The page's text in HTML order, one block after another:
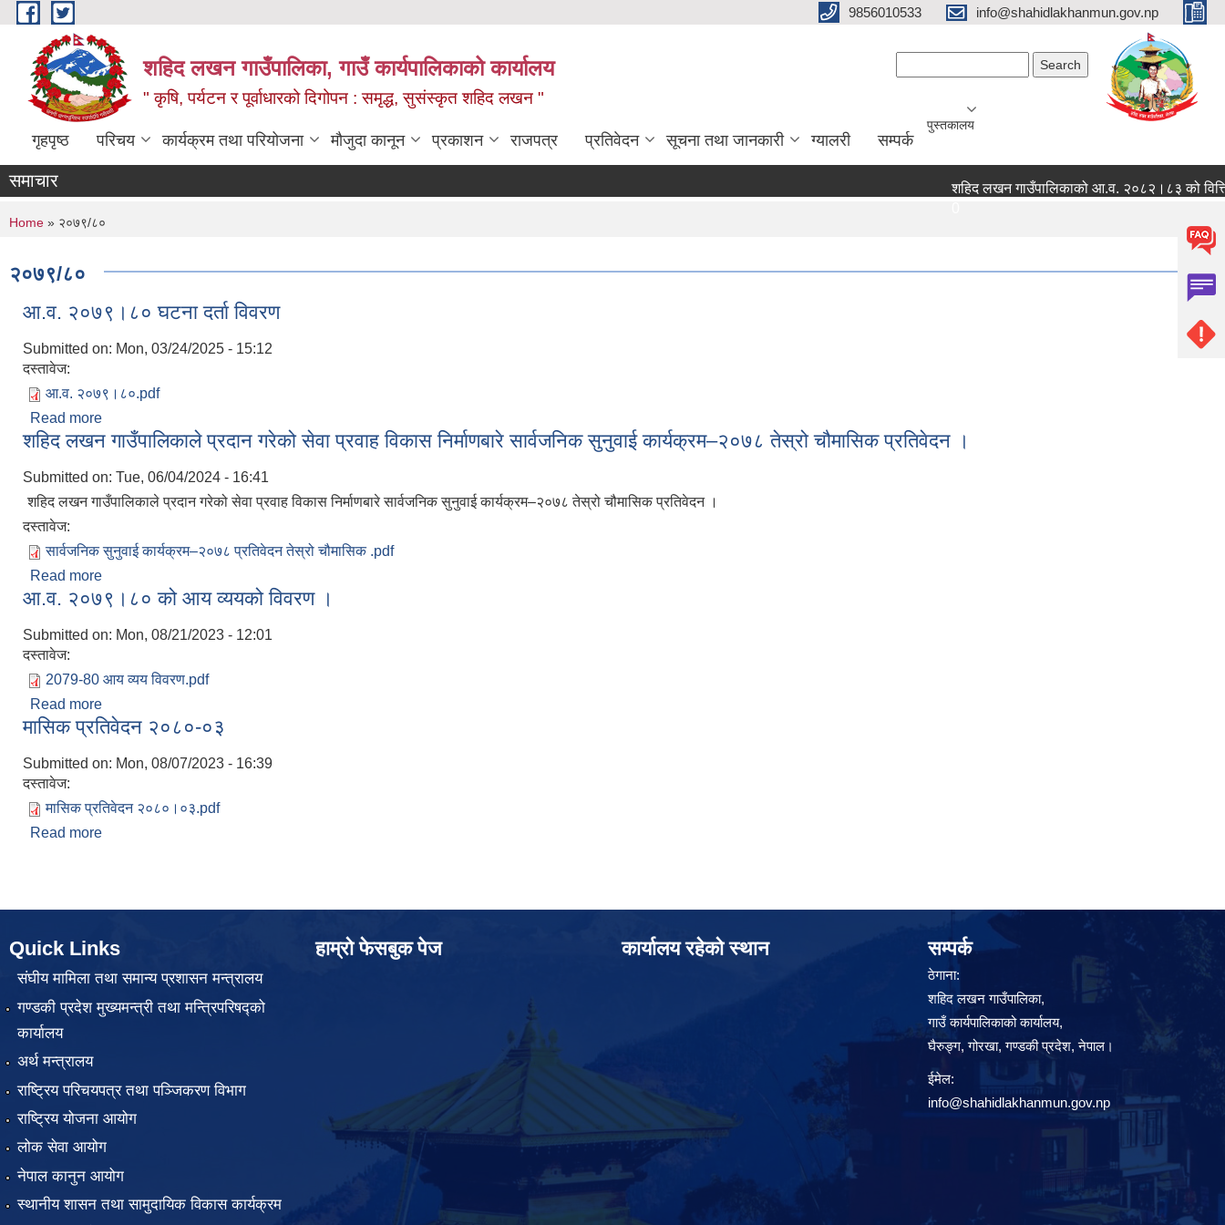
Skip to main content 9856010533 info@shahidlakhanmun.gov.np
शहिद लखन गाउँपालिका, गाउँ कार्यपालिकाको कार्यालय
" कृषि, पर्यटन र पूर्वाधारको दिगोपन : समृद्ध, सुसंस्कृत शहिद लखन "
गृहपृष्ठ परिचय कार्यक्रम तथा परियोजना मौजुदा कानून प्रकाशन राजपत्र प्रतिवेदन सूचना तथा जानकारी ग्यालरी सम्पर्क
पुस्तकालय
समाचार
शहिद लखन गाउँपालिकाको आ.व. २०८२।८३ को वित्तिय
You are here
Home » २०७९/८०
२०७९/८०
आ.व. २०७९।८० घटना दर्ता विवरण
Submitted on: Mon, 03/24/2025 - 15:12
दस्तावेज:
आ.व. २०७९।८०.pdf
Read more
शहिद लखन गाउँपालिकाले प्रदान गरेको सेवा प्रवाह विकास निर्माणबारे सार्वजनिक सुनुवाई कार्यक्रम–२०७८ तेस्रो चौमासिक प्रतिवेदन ।
Submitted on: Tue, 06/04/2024 - 16:41
शहिद लखन गाउँपालिकाले प्रदान गरेको सेवा प्रवाह विकास निर्माणबारे सार्वजनिक सुनुवाई कार्यक्रम–२०७८ तेस्रो चौमासिक प्रतिवेदन ।
दस्तावेज:
सार्वजनिक सुनुवाई कार्यक्रम–२०७८ प्रतिवेदन तेस्रो चौमासिक .pdf
Read more
आ.व. २०७९।८० को आय व्ययको विवरण ।
Submitted on: Mon, 08/21/2023 - 12:01
दस्तावेज:
2079-80 आय व्यय विवरण.pdf
Read more
मासिक प्रतिवेदन २०८०-०३
Submitted on: Mon, 08/07/2023 - 16:39
दस्तावेज:
मासिक प्रतिवेदन २०८०।०३.pdf
Read more
Quick Links
संघीय मामिला तथा समान्य प्रशासन मन्त्रालय
गण्डकी प्रदेश मुख्यमन्त्री तथा मन्त्रिपरिषद्को
कार्यालय
अर्थ मन्त्रालय
राष्ट्रिय परिचयपत्र तथा पञ्जिकरण विभाग
राष्ट्रिय योजना आयोग
लोक सेवा आयोग
नेपाल कानुन आयोग
स्थानीय शासन तथा सामुदायिक विकास कार्यक्रम
हाम्रो फेसबुक पेज कार्यालय रहेको स्थान सम्पर्क
ठेगाना:
शहिद लखन गाउँपालिका,
गाउँ कार्यपालिकाको कार्यालय,
घैरुङ्ग, गोरखा, गण्डकी प्रदेश, नेपाल।
ईमेल:
info@shahidlakhanmun.gov.np